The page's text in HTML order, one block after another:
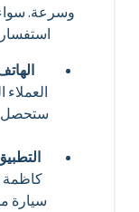
وسرعة.
الهاتف
ستحصل
كاظمة
سيارة